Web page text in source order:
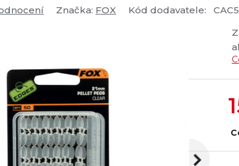
Značka: FOX Kód dodavatele: